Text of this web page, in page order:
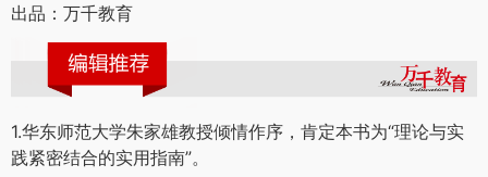
出品：万千教育
1.华东师范大学朱家雄教授倾情作序，肯定本书为“理论与实
践紧密结合的实用指南”。